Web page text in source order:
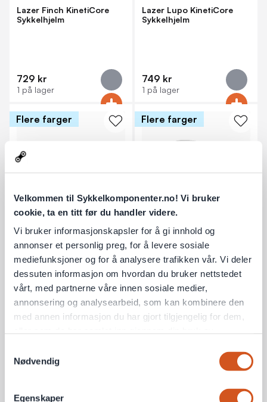
Velkommen til Sykkelkomponenter.no! Vi bruker
cookie, ta en titt før du handler videre.
Vi bruker informasjonskapsler for å gi innhold og
annonser et personlig preg, for å levere sosiale
mediefunksjoner og for å analysere trafikken vår. Vi deler
dessuten informasjon om hvordan du bruker nettstedet
vårt, med partnerne våre innen sosiale medier,
annonsering og analysearbeid, som kan kombinere den
med annen informasjon du har gjort tilgjengelig for dem,
Nødvendig
Egenskaper
Lazer Finch KinetiCore
Sykkelhjelm
729 kr
1 på lager
Lazer Lupo KinetiCore
Sykkelhjelm
749 kr
1 på lager
Flere farger
Lazer Lupo KinetiCore
Sykkelhjelm
749 kr
2 på lager
Flere farger
Lazer Strada KinetiCore
Sykkelhjelm
1 098 kr
På lager
Flere farger